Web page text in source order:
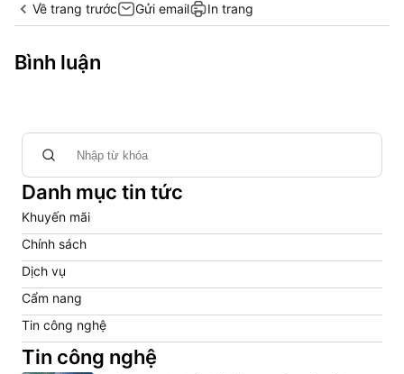
Về trang trước Gửi email In trang
Bình luận
Danh mục tin tức
Khuyến mãi
Chính sách
Dịch vụ
Cẩm nang
Tin công nghệ
Tin công nghệ